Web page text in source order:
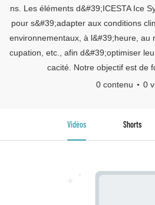
ns. Les éléments d&#39;ICESTA Ice
pour s&#39;adapter aux conditions
environnementaux, à l&#39;heure, au
cupation, etc., afin d&#39;optimiser
cacité. Notre objectif est de
0 contenu
0
Vidéos Shorts